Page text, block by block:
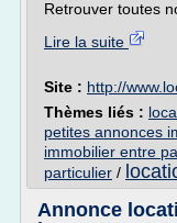
Retrouver toutes
Lire la suite
Site : http://
Thèmes liés :
petites annonces
immobilier entre
particulier /
Annonce